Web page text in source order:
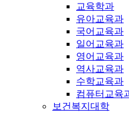
교육학과
유아교육과
국어교육과
일어교육과
영어교육과
역사교육과
수학교육과
컴퓨터교육
보건복지대학